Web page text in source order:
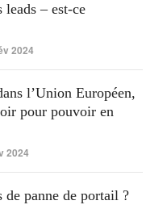
leads – est-ce
2024
l’Union Européen,
pour pouvoir en
2024
de panne de portail ?